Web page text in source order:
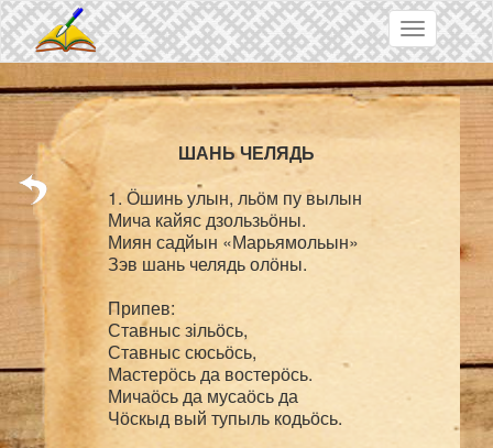
Skip to main content
Toggle
navigation
1. Ӧшинь улын, льӧм пу вылын
Мича кайяс дзользьӧны.
Миян садйын «Марьямольын»
Зэв шань челядь олӧны.
Припев:
Ставныс зільӧсь,
Ставныс сюсьӧсь,
Мастерӧсь да востерӧсь.
Мичаӧсь да мусаӧсь да
Чӧскыд вый тупыль кодьӧсь.